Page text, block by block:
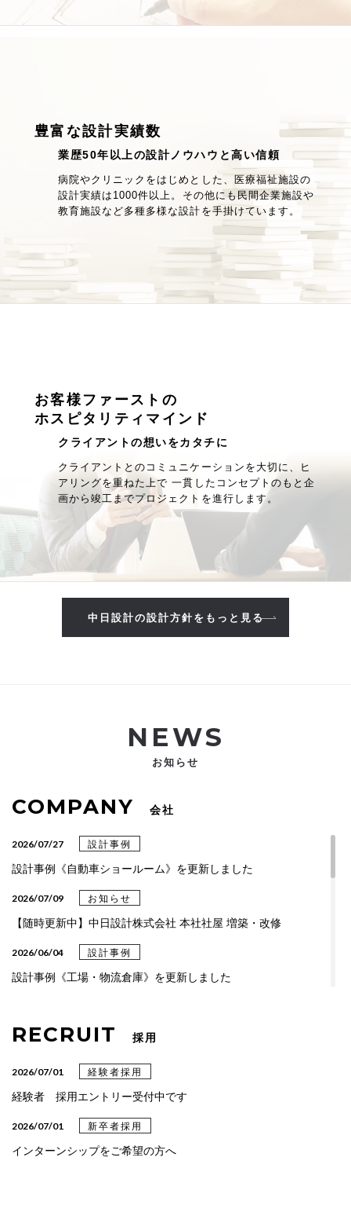
豊富な設計実績数
業歴50年以上の設計ノウハウと高い信頼
病院やクリニックをはじめとした、医療福祉施設の
設計実績は1000件以上。その他にも民間企業施設や
教育施設など多種多様な設計を手掛けています。
お客様ファーストの
ホスピタリティマインド
クライアントの想いをカタチに
クライアントとのコミュニケーションを大切に、ヒ
アリングを重ねた上で 一貫したコンセプトのもと企
画から竣工までプロジェクトを進行します。
中日設計の設計方針をもっと見る
NEWS
お知らせ
COMPANY 会社
2026/07/27 設計事例
設計事例《自動車ショールーム》を更新しました
2026/07/09 お知らせ
【随時更新中】中日設計株式会社 本社社屋 増築・改修
2026/06/04 設計事例
設計事例《工場・物流倉庫》を更新しました
設計事例《総合・専門クリニック》を更新しました
RECRUIT 採用
2026/07/01 経験者採用
経験者 採用エントリー受付中です
2026/07/01 新卒者採用
インターンシップをご希望の方へ